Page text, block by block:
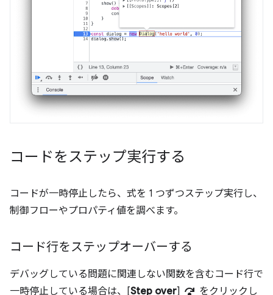
コードをステップ実行する
コードが一時停止したら、式を 1 つずつステップ実行し、
制御フローやプロパティ値を調べます。
コード行をステップオーバーする
デバッグしている問題に関連しない関数を含むコード行で
一時停止している場合は、[Step over]
をクリックし